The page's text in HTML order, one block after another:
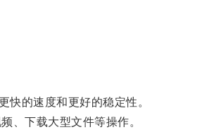
的速度和更好的稳定性。
下载大型文件等操作。